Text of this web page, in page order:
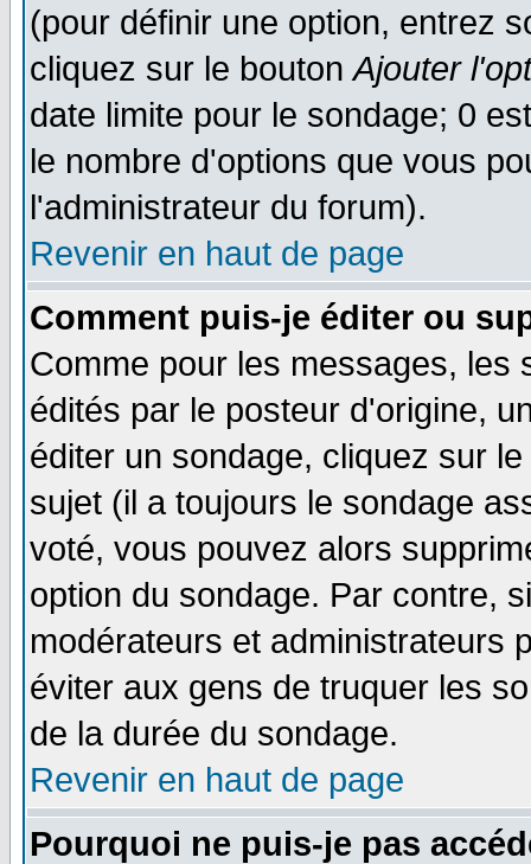
(pour définir une option, entrez
cliquez sur le boutonAjouter
date limite pour le sondage; 0
le nombre d'options que vous
l'administrateur du forum).
Revenir en haut de page
Comment puis-je éditer ou
Comme pour les messages, les
édités par le posteur d'origine,
éditer un sondage, cliquez sur
sujet (il a toujours le sondage
voté, vous pouvez alors
option du sondage. Par contre,
modérateurs et administrateurs
éviter aux gens de truquer les
de la durée du sondage.
Revenir en haut de page
Pourquoi ne puis-je pas